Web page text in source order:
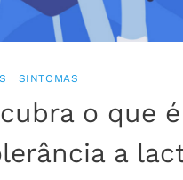
| SINTOMAS
o que
a